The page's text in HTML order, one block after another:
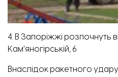
4. В Запоріжжі розпочнуть
Кам’яногірській, 6
Внаслідок ракетного